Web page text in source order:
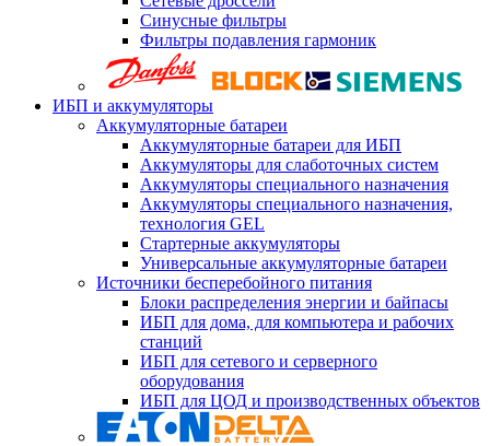
Синусные фильтры
Фильтры подавления гармоник
ИБП и аккумуляторы
Аккумуляторные батареи
Аккумуляторные батареи для ИБП
Аккумуляторы для слаботочных систем
Аккумуляторы специального назначения
Аккумуляторы специального назначения,
технология GEL
Стартерные аккумуляторы
Универсальные аккумуляторные батареи
Источники бесперебойного питания
Блоки распределения энергии и байпасы
ИБП для дома, для компьютера и рабочих
станций
ИБП для сетевого и серверного
оборудования
ИБП для ЦОД и производственных объектов